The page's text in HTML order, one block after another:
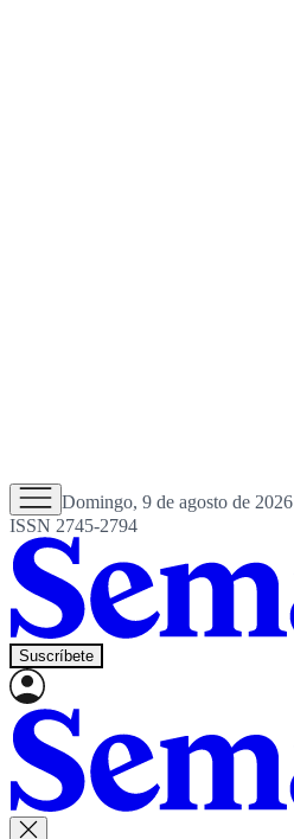
Domingo, 9 de agosto de 2026
ISSN 2745-2794
Suscríbete